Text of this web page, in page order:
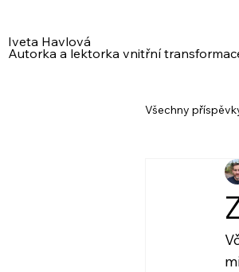
Iveta Havlová
Autorka a lektorka vnitřní
Všechny